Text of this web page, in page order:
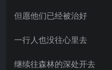
但愿他们已经被治好
一行人也没往心里去
继续往森林的深处开去